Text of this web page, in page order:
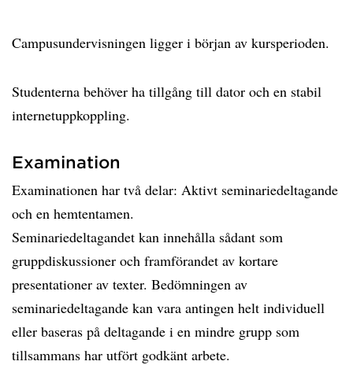
Campusundervisningen ligger i början av kursperioden.
Studenterna behöver ha tillgång till dator och en stabil
internetuppkoppling.
Examination
Examinationen har två delar: Aktivt seminariedeltagande
och en hemtentamen.
Seminariedeltagandet kan innehålla sådant som
gruppdiskussioner och framförandet av kortare
presentationer av texter. Bedömningen av
seminariedeltagande kan vara antingen helt individuell
eller baseras på deltagande i en mindre grupp som
tillsammans har utfört godkänt arbete.